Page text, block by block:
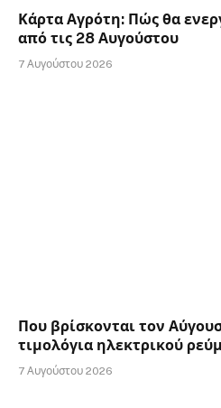
Κάρτα Αγρότη: Πώς θα
από τις 28 Αυγούστου
7 Αυγούστου 2026
Που βρίσκονται τον
τιμολόγια ηλεκτρικού
7 Αυγούστου 2026